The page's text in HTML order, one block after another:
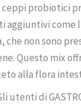
ceppi probiotici
aggiuntivi come
che non sono
Questo mix
alla flora
utenti di